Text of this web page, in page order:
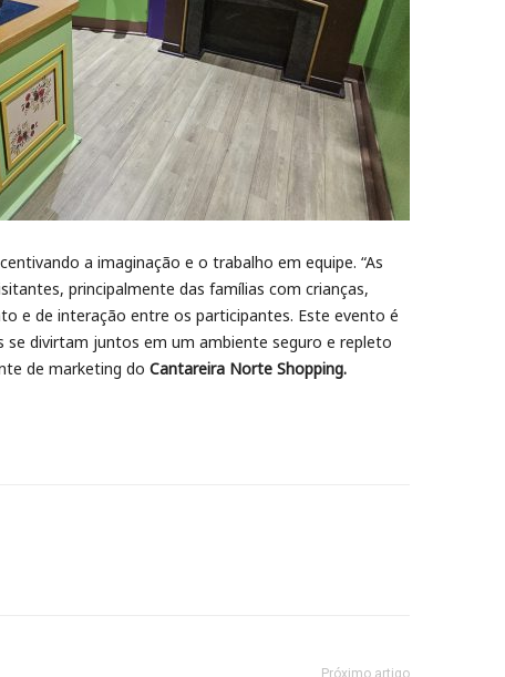
a imaginação e o trabalho em equipe. “As
principalmente das famílias com crianças,
e de interação entre os participantes. Este evento é
divirtam juntos em um ambiente seguro e repleto
de marketing do Cantareira Norte Shopping.
Próximo artigo